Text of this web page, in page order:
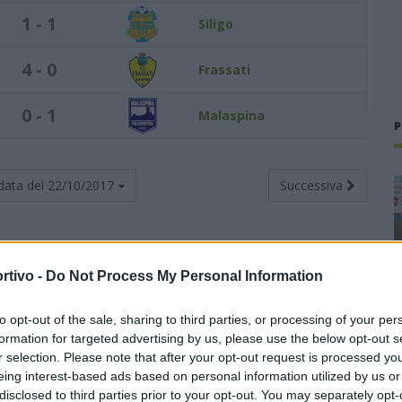
- Do Not Process My Personal Information
opt-out of the sale, sharing to third parties, or processing of your
for targeted advertising by us, please use the below opt-out
selection. Please note that after your opt-out request is processed
interest-based ads based on personal information utilized by us
to third parties prior to your opt-out. You may separately
1 - 1 Siligo
4 - 0 Frassati
0 - 1 Malaspina
del 22/10/2017 Successiva
G V N P F S V N P F S V N P F S
4 3 1 0 7 4 1 1 0 2 1 2 0 0 5 3